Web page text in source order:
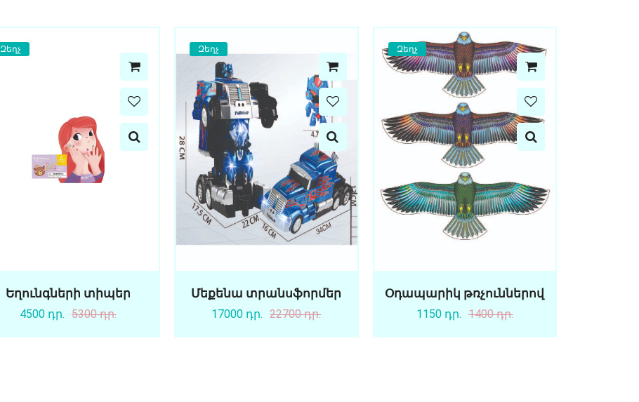
Զեղչ
Եղունգների տիպեր
4500 դր. 5300 դր.
Զեղչ
Մեքենա տրանսֆորմեր
17000 դր. 22700 դր.
Զեղչ
Օդապարիկ թռչուններով
1150 դր. 1400 դր.